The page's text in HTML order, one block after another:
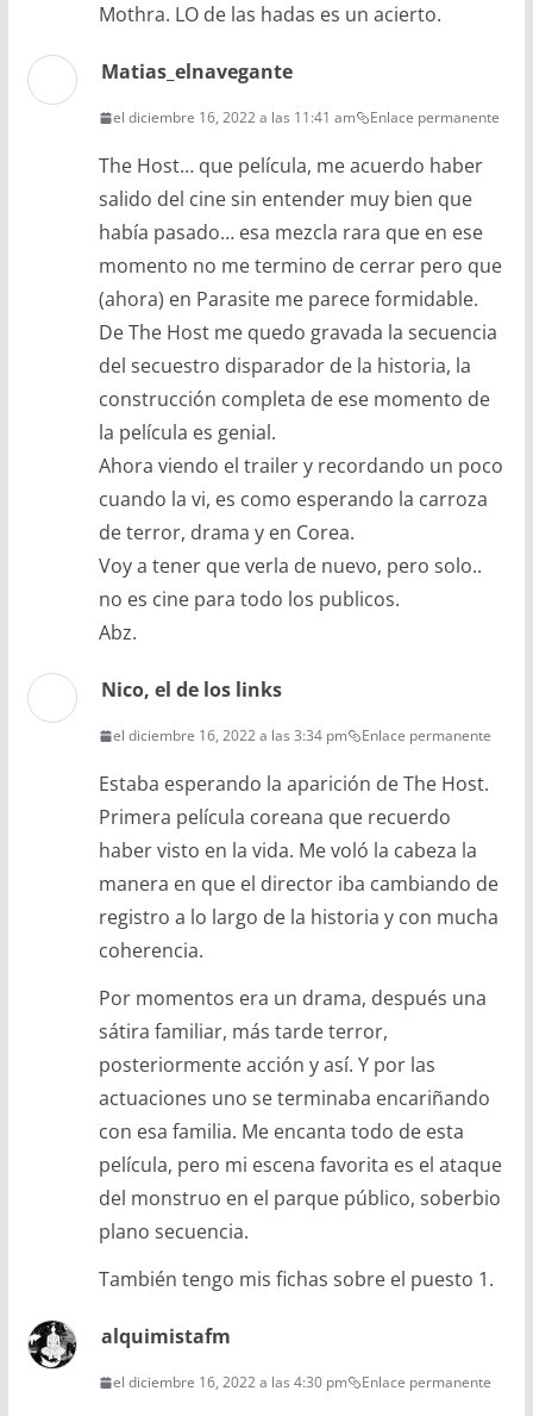
Mothra. LO de las hadas es un acierto.
Matias_elnavegante
el diciembre 16, 2022 a las 11:41 am Enlace permanente
The Host… que película, me acuerdo haber
salido del cine sin entender muy bien que
había pasado… esa mezcla rara que en ese
momento no me termino de cerrar pero que
(ahora) en Parasite me parece formidable.
De The Host me quedo gravada la secuencia
del secuestro disparador de la historia, la
construcción completa de ese momento de
la película es genial.
Ahora viendo el trailer y recordando un poco
cuando la vi, es como esperando la carroza
de terror, drama y en Corea.
Voy a tener que verla de nuevo, pero solo..
no es cine para todo los publicos.
Abz.
Nico, el de los links
el diciembre 16, 2022 a las 3:34 pm Enlace permanente
Estaba esperando la aparición de The Host.
Primera película coreana que recuerdo
haber visto en la vida. Me voló la cabeza la
manera en que el director iba cambiando de
registro a lo largo de la historia y con mucha
coherencia.
Por momentos era un drama, después una
sátira familiar, más tarde terror,
posteriormente acción y así. Y por las
actuaciones uno se terminaba encariñando
con esa familia. Me encanta todo de esta
película, pero mi escena favorita es el ataque
del monstruo en el parque público, soberbio
plano secuencia.
También tengo mis fichas sobre el puesto 1.
alquimistafm
el diciembre 16, 2022 a las 4:30 pm Enlace permanente